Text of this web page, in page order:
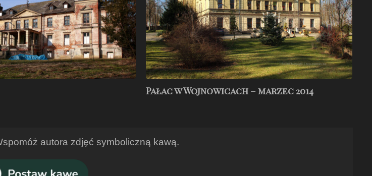
2014
Pałac w Wojnowicach – marzec 2014
autora zdjęć symboliczną kawą.